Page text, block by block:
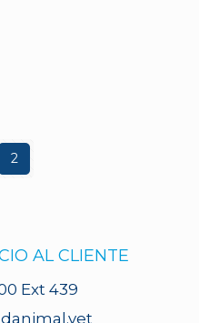
2
AL CLIENTE
Ext 439